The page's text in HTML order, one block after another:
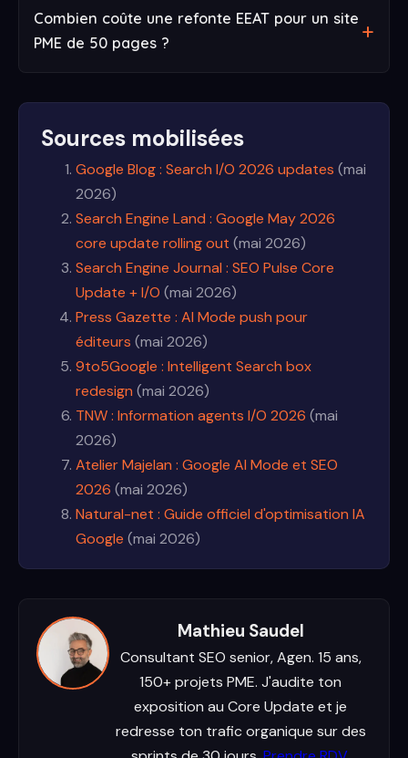
Combien coûte une refonte EEAT pour un site
PME de 50 pages ?
Sources mobilisées
Google Blog : Search I/O 2026 updates (mai
2026)
Search Engine Land : Google May 2026
core update rolling out (mai 2026)
Search Engine Journal : SEO Pulse Core
Update + I/O (mai 2026)
Press Gazette : AI Mode push pour
éditeurs (mai 2026)
9to5Google : Intelligent Search box
redesign (mai 2026)
TNW : Information agents I/O 2026 (mai
2026)
Atelier Majelan : Google AI Mode et SEO
2026 (mai 2026)
Natural-net : Guide officiel d'optimisation IA
Google (mai 2026)
Mathieu Saudel
Consultant SEO senior, Agen. 15 ans,
150+ projets PME. J'audite ton
exposition au Core Update et je
redresse ton trafic organique sur des